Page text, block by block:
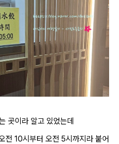
곳이라 알고 있었는데
전 10시부터 오전 5시까지라 붙어